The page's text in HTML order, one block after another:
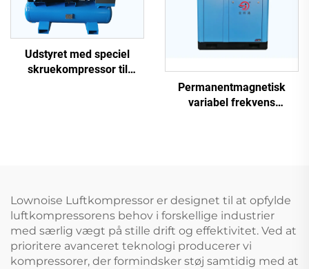
Udstyret med speciel
skruekompressor til
Permanentmagnetisk
variabel frekvens
Lownoise Luftkompressor er designet til at opfylde
luftkompressorens behov i forskellige industrier
med særlig vægt på stille drift og effektivitet. Ved at
prioritere avanceret teknologi producerer vi
kompressorer, der formindsker støj samtidig med at